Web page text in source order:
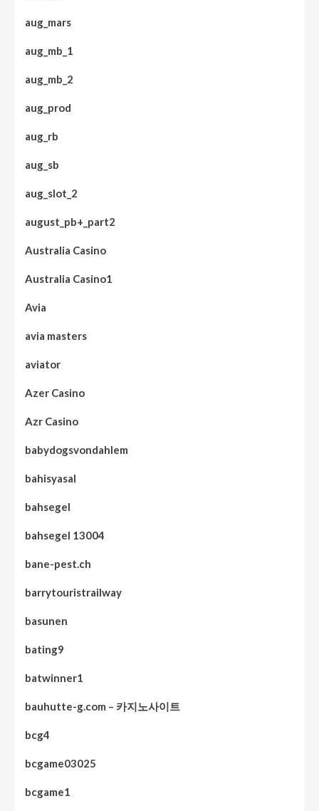
aug_mars
aug_mb_1
aug_mb_2
aug_prod
aug_rb
aug_sb
aug_slot_2
august_pb+_part2
Australia Casino
Australia Casino1
Avia
avia masters
aviator
Azer Casino
Azr Casino
babydogsvondahlem
bahisyasal
bahsegel
bahsegel 13004
bane-pest.ch
barrytouristrailway
basunen
bating9
batwinner1
bauhutte-g.com – 카지노사이트
bcg4
bcgame03025
bcgame1